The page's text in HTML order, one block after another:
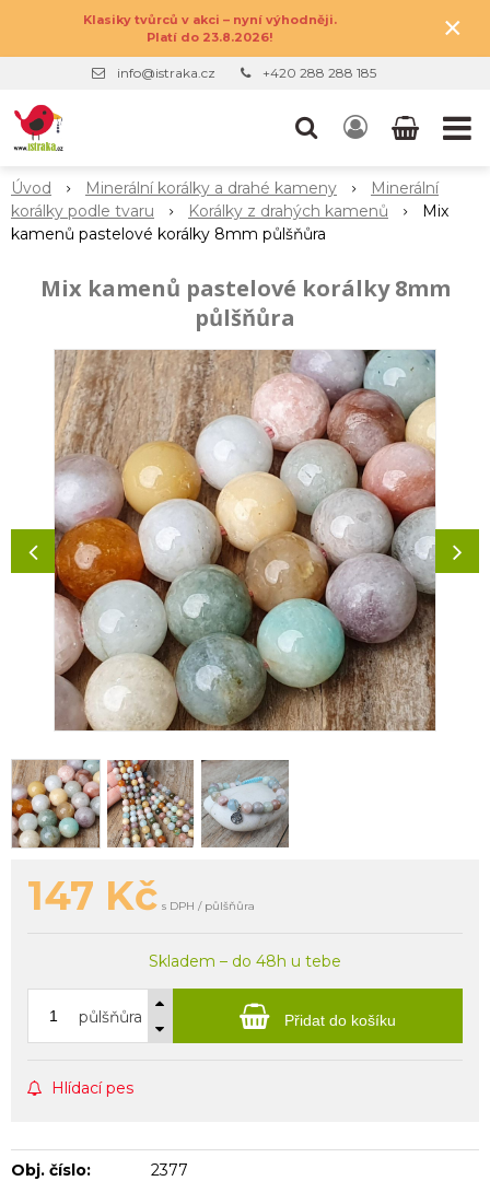
Klasiky tvůrců v akci – nyní výhodněji.
Platí do 23.8.2026!
×
info@istraka.cz +420 288 288 185
Úvod Minerální korálky a drahé kameny
Minerální
korálky podle tvaru
Korálky z drahých kamenů
Mix
kamenů pastelové korálky 8mm půlšňůra
Mix kamenů pastelové korálky 8mm
půlšňůra
147 Kč s DPH / půlšňůra
Skladem – do 48h u tebe
půlšňůra Přidat do košíku
Hlídací pes
Obj. číslo: 2377